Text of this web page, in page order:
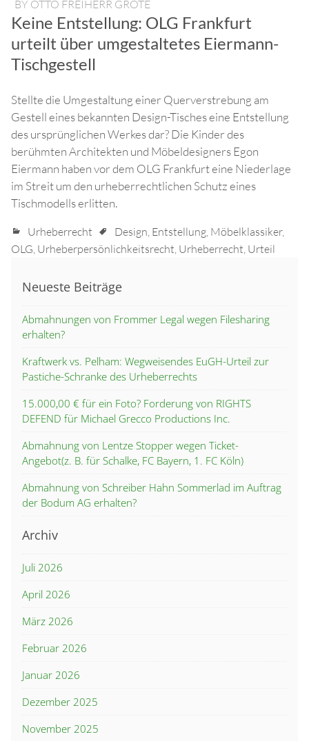
BY OTTO FREIHERR GROTE
Keine Entstellung: OLG Frankfurt
urteilt über umgestaltetes Eiermann-
Tischgestell
Stellte die Umgestaltung einer Querverstrebung am
Gestell eines bekannten Design-Tisches eine Entstellung
des ursprünglichen Werkes dar? Die Kinder des
berühmten Architekten und Möbeldesigners Egon
Eiermann haben vor dem OLG Frankfurt eine Niederlage
im Streit um den urheberrechtlichen Schutz eines
Tischmodells erlitten.
Urheberrecht Design, Entstellung, Möbelklassiker,
OLG, Urheberpersönlichkeitsrecht, Urheberrecht, Urteil
Neueste Beiträge
Abmahnungen von Frommer Legal wegen Filesharing
erhalten?
Kraftwerk vs. Pelham: Wegweisendes EuGH-Urteil zur
Pastiche-Schranke des Urheberrechts
15.000,00 € für ein Foto? Forderung von RIGHTS
DEFEND für Michael Grecco Productions Inc.
Abmahnung von Lentze Stopper wegen Ticket-
Angebot(z. B. für Schalke, FC Bayern, 1. FC Köln)
Abmahnung von Schreiber Hahn Sommerlad im Auftrag
der Bodum AG erhalten?
Archiv
Juli 2026
April 2026
März 2026
Februar 2026
Januar 2026
Dezember 2025
November 2025